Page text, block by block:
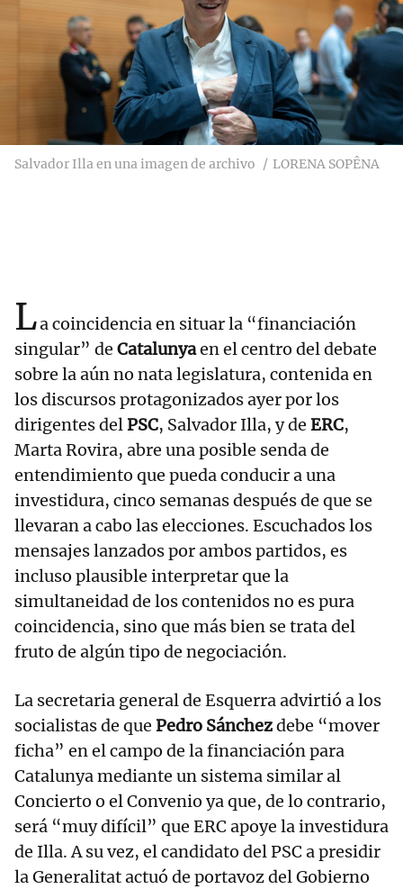
Salvador Illa en una imagen de archivo LORENA SOPÊNA
La coincidencia en situar la “financiación
singular” de Catalunyaen el centro del debate
sobre la aún no nata legislatura, contenida en
los discursos protagonizados ayer por los
dirigentes delPSC, Salvador Illa, y de ERC,
Marta Rovira, abre una posible senda de
entendimiento que pueda conducir a una
investidura, cinco semanas después de que se
llevaran a cabo las elecciones. Escuchados los
mensajes lanzados por ambos partidos, es
incluso plausible interpretar que la
simultaneidad de los contenidos no es pura
coincidencia, sino que más bien se trata del
fruto de algún tipo de negociación.
La secretaria general de Esquerra advirtió a los
socialistas de que Pedro Sánchezdebe “mover
ficha” en el campo de la financiación para
Catalunya mediante un sistema similar al
Concierto o el Convenio ya que, de lo contrario,
será “muy difícil” que ERC apoye la investidura
de Illa. A su vez, el candidato del PSC a presidir
la Generalitat actuó de portavoz del Gobierno